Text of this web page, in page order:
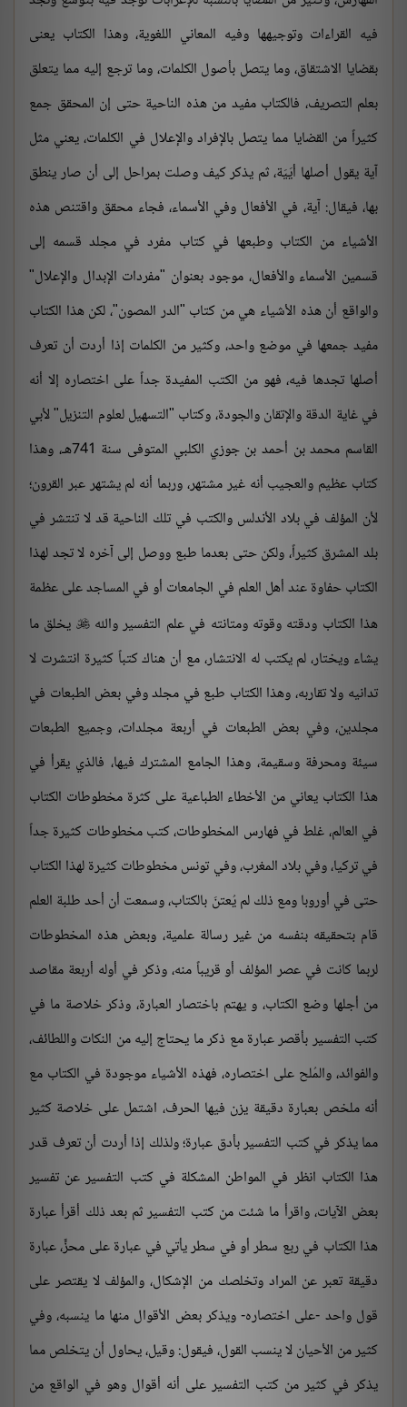
فيه القراءات وتوجيهها وفيه المعاني اللغوية، وهذا الكتاب يعنى
بقضايا الاشتقاق، وما يتصل بأصول الكلمات، وما ترجع إليه مما يتعلق
بعلم التصريف، فالكتاب مفيد من هذه الناحية حتى إن المحقق جمع
كثيراً من القضايا مما يتصل بالإفراد والإعلال في الكلمات، يعني مثل
آية يقول أصلها أيَيَة، ثم يذكر كيف وصلت بمراحل إلى أن صار ينطق
بها، فيقال: آية، في الأفعال وفي الأسماء، فجاء محقق واقتنص هذه
الأشياء من الكتاب وطبعها في كتاب مفرد في مجلد قسمه إلى
قسمين الأسماء والأفعال، موجود بعنوان "مفردات الإبدال والإعلال"
والواقع أن هذه الأشياء هي من كتاب "الدر المصون"، لكن هذا الكتاب
مفيد جمعها في موضع واحد، وكثير من الكلمات إذا أردت أن تعرف
أصلها تجدها فيه، فهو من الكتب المفيدة جداً على اختصاره إلا أنه
في غاية الدقة والإتقان والجودة، وكتاب "التسهيل لعلوم التنزيل" لأبي
القاسم محمد بن أحمد بن جوزي الكلبي المتوفى سنة 741هـ، وهذا
كتاب عظيم والعجيب أنه غير مشتهر، وربما أنه لم يشتهر عبر القرون؛
لأن المؤلف في بلاد الأندلس والكتب في تلك الناحية قد لا تنتشر في
بلد المشرق كثيراً، ولكن حتى بعدما طبع ووصل إلى آخره لا تجد لهذا
الكتاب حفاوة عند أهل العلم في الجامعات أو في المساجد على عظمة
هذا الكتاب ودقته وقوته ومتانته في علم التفسير والله يخلق ما
يشاء ويختار، لم يكتب له الانتشار، مع أن هناك كتباً كثيرة انتشرت لا
تدانيه ولا تقاربه، وهذا الكتاب طبع في مجلد وفي بعض الطبعات في
مجلدين، وفي بعض الطبعات في أربعة مجلدات، وجميع الطبعات
سيئة ومحرفة وسقيمة، وهذا الجامع المشترك فيها، فالذي يقرأ في
هذا الكتاب يعاني من الأخطاء الطباعية على كثرة مخطوطات الكتاب
في العالم، غلط في فهارس المخطوطات، كتب مخطوطات كثيرة جداً
في تركيا، وفي بلاد المغرب، وفي تونس مخطوطات كثيرة لهذا الكتاب
حتى في أوروبا ومع ذلك لم يُعتنَ بالكتاب، وسمعت أن أحد طلبة العلم
قام بتحقيقه بنفسه من غير رسالة علمية، وبعض هذه المخطوطات
لربما كانت في عصر المؤلف أو قريباً منه، وذكر في أوله أربعة مقاصد
من أجلها وضع الكتاب، و يهتم باختصار العبارة، وذكر خلاصة ما في
كتب التفسير بأقصر عبارة مع ذكر ما يحتاج إليه من النكات واللطائف،
والفوائد، والمُلح على اختصاره، فهذه الأشياء موجودة في الكتاب مع
أنه ملخص بعبارة دقيقة يزن فيها الحرف، اشتمل على خلاصة كثير
مما يذكر في كتب التفسير بأدق عبارة؛ ولذلك إذا أردت أن تعرف قدر
هذا الكتاب انظر في المواطن المشكلة في كتب التفسير عن تفسير
بعض الآيات، واقرأ ما شئت من كتب التفسير ثم بعد ذلك أقرأ عبارة
هذا الكتاب في ربع سطر أو في سطر يأتي في عبارة على محزٍّ، عبارة
دقيقة تعبر عن المراد وتخلصك من الإشكال، والمؤلف لا يقتصر على
قول واحد -على اختصاره- ويذكر بعض الأقوال منها ما ينسبه، وفي
كثير من الأحيان لا ينسب القول، فيقول: وقيل، يحاول أن يتخلص مما
يذكر في كثير من كتب التفسير على أنه أقوال وهو في الواقع من